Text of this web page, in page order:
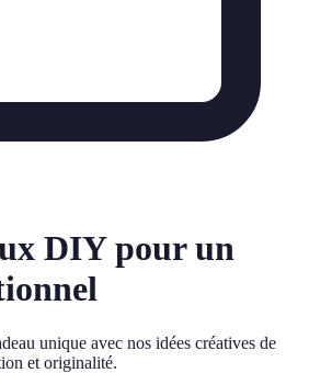
DIY pour un
unique avec nos idées créatives de
et originalité.